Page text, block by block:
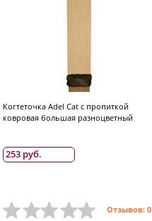
Когтеточка Adel Cat с пропиткой
ковровая большая разноцветный
253 руб.
Отзывов: 0